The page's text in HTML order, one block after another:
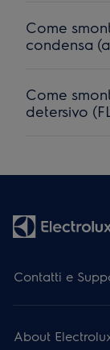
Come
condensa
Come
detersivo
Contatti e
About